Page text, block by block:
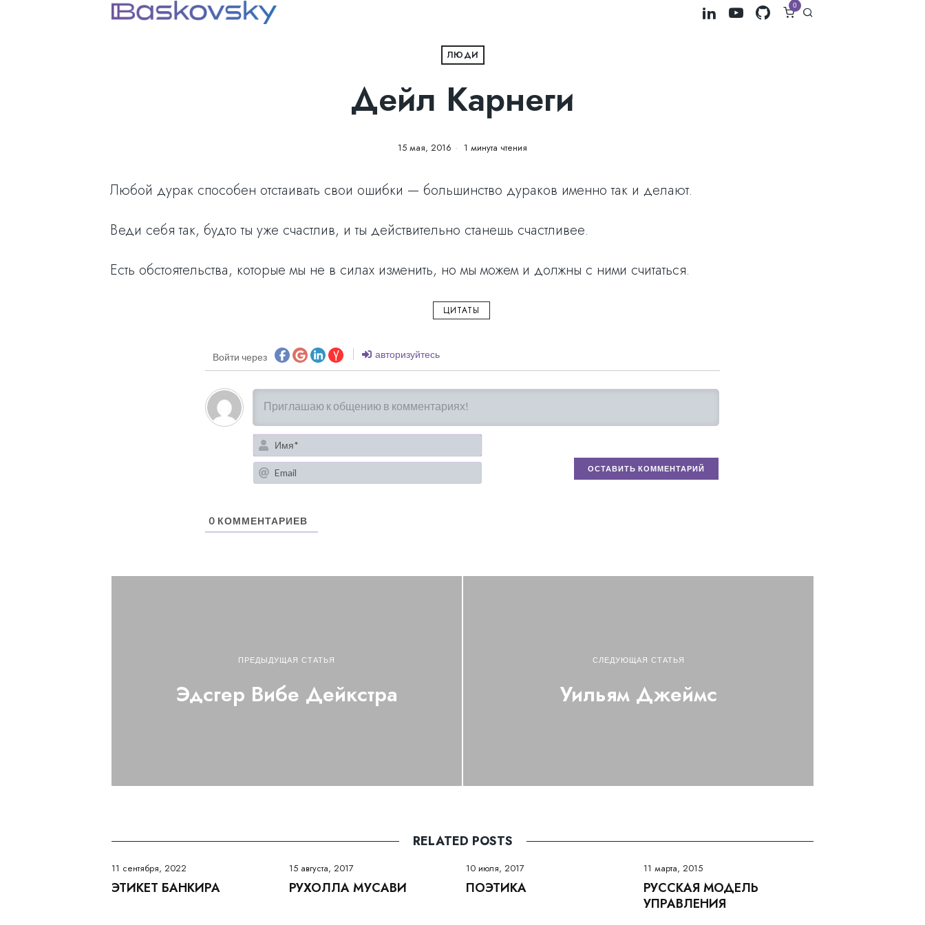
0
ЛЮДИ
Дейл Карнеги
15 мая, 2016 1 минута чтения
Любой дурак способен отстаивать свои ошибки — большинство дураков именно так и делают.
Веди себя так, будто ты уже счастлив, и ты действительно станешь счастливее.
Есть обстоятельства, которые мы не в силах изменить, но мы можем и должны с ними считаться.
ЦИТАТЫ
Войти через авторизуйтесь
Имя*
Email
0 КОММЕНТАРИЕВ
ПРЕДЫДУЩАЯ СТАТЬЯ
Эдсгер Вибе Дейкстра
СЛЕДУЮЩАЯ СТАТЬЯ
Уильям Джеймс
RELATED POSTS
11 сентября, 2022
ЭТИКЕТ БАНКИРА
15 августа, 2017
РУХОЛЛА МУСАВИ
10 июля, 2017
ПОЭТИКА
11 марта, 2015
РУССКАЯ МОДЕЛЬ
УПРАВЛЕНИЯ